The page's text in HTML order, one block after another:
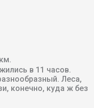
в 11 часов.
Леса,
конечно, куда ж без